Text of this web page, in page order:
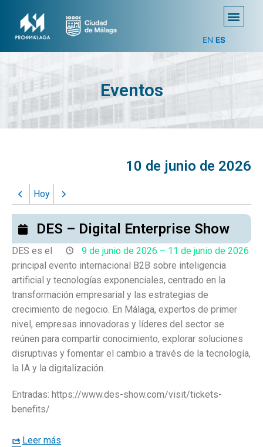
EN ES
Eventos
10 de junio de 2026
Anterior
Hoy Siguiente
DES – Digital Enterprise Show
9 de junio de 2026 – 11 de junio de 2026
DES es el
principal evento internacional B2B sobre inteligencia
artificial y tecnologías exponenciales, centrado en la
transformación empresarial y las estrategias de
crecimiento de negocio. En Málaga, expertos de primer
nivel, empresas innovadoras y líderes del sector se
reúnen para compartir conocimiento, explorar soluciones
disruptivas y fomentar el cambio a través de la tecnología,
la IA y la digitalización.
Entradas: https://www.des-show.com/visit/tickets-
benefits/
Leer más